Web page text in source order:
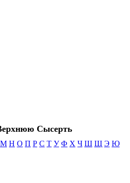
Сысерть
М Н О П Р С Т У Ф Х Ч Ш Щ Э Ю